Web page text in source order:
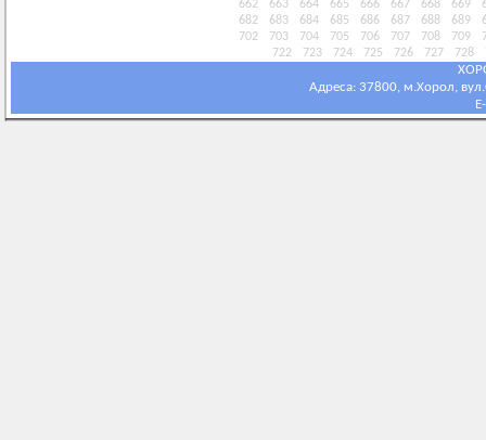
662
663 664 665 666 667 668 669
682
683 684 685 686 687 688 689
702
703 704 705 706 707 708 709
722
723 724 725 726 727 728
Адреса: 37800, м.Хорол,